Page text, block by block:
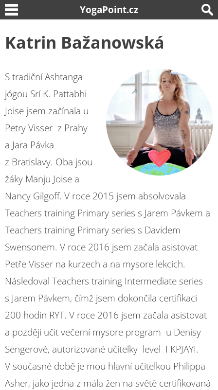
YogaPoint.cz
Katrin Bažanowská
S tradiční Ashtanga
jógou Srí K. Pattabhi
Joise jsem začínala u
Petry Visser z Prahy
a Jara Pávka
z Bratislavy. Oba jsou
žáky Manju Joise a
Nancy Gilgoff. V roce 2015 jsem absolvovala
Teachers training Primary series s Jarem Pávkem a
Teachers training Primary series s Davidem
Swensonem. V roce 2016 jsem začala asistovat
Petře Visser na kurzech a na mysore lekcích.
Následoval Teachers training Intermediate series
s Jarem Pávkem, čímž jsem dokončila certifikaci
200 hodin RYT. V roce 2016 jsem začala asistovat
a později učit večerní mysore program u Denisy
Sengerové, autorizované učitelky level I KPJAYI.
V současné době je mou hlavní učitelkou Philippa
Asher, jako jedna z mála žen na světě certifikovaná